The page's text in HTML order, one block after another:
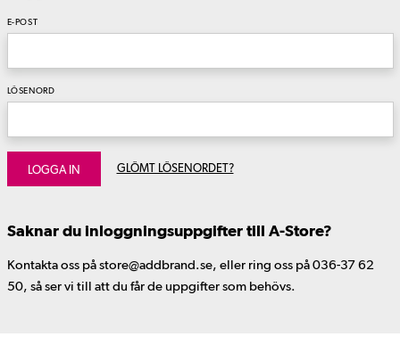
E-POST
LÖSENORD
LOGGA IN GLÖMT LÖSENORDET?
Saknar du inloggningsuppgifter till A-Store?
Kontakta oss på store@addbrand.se, eller ring oss på 036-37 62
50, så ser vi till att du får de uppgifter som behövs.